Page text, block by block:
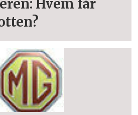
Hvem får